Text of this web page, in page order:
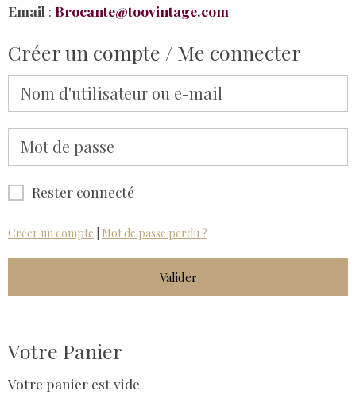
Email : Brocante@toovintage.com
Créer un compte / Me connecter
Rester connecté
Créer un compte Mot de passe perdu ?
Valider
Votre Panier
Votre panier est vide